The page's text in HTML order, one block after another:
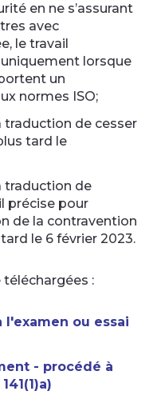
en ne s’assurant
avec
le travail
lorsque
un
normes ISO;
traduction de cesser
tard le
traduction de
précise pour
de la contravention
le 6 février 2023.
:
ou essai
- procédé à